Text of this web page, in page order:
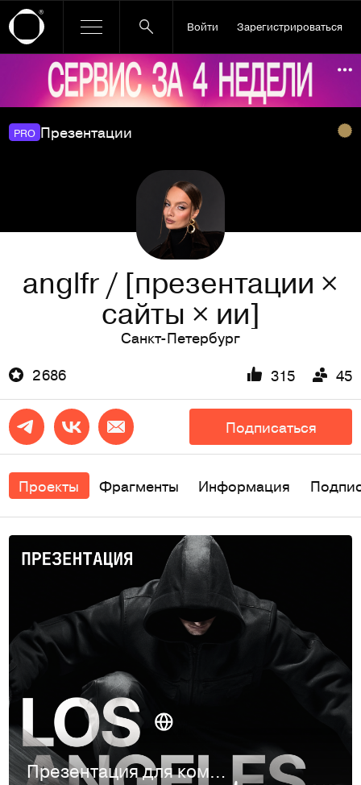
Войти Зарегистрироваться
Ссылка баннера
PRO Презентации
anglfr / [презентации ×
сайты × ии]
Санкт-Петербург
2 686
315 45
Подписаться
Проекты Фрагменты Информация
Презентация для компании в LA